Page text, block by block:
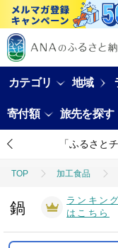
カテゴリ 地域
寄付額 旅先を探す
「ふるさと
TOP 加工食品
鍋
ランキング
はこちら